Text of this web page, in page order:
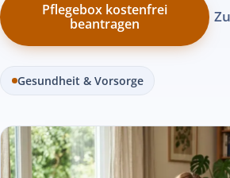
Pflegebox kostenfrei
beantragen
Gesundheit & Vorsorge